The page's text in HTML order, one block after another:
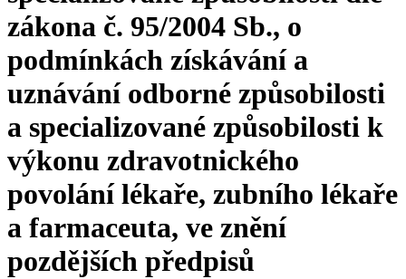
zákona č. 95/2004 Sb., o
podmínkách získávání a
uznávání odborné způsobilosti
a specializované způsobilosti k
výkonu zdravotnického
povolání lékaře, zubního lékaře
a farmaceuta, ve znění
pozdějších předpisů